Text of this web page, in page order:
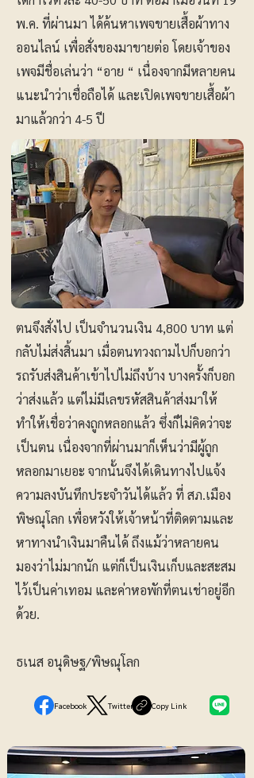
พ.ค. ที่ผ่านมา ได้ค้นหาเพจขายเสื้อผ้าทาง
ออนไลน์ เพื่อสั่งของมาขายต่อ โดยเจ้าของ
เพจมีชื่อเล่นว่า “อาย “ เนื่องจากมีหลายคน
แนะนำว่าเชื่อถือได้ และเปิดเพจขายเสื้อผ้า
มาแล้วกว่า 4-5 ปี
ตนจึงสั่งไป เป็นจำนวนเงิน 4,800 บาท แต่
กลับไม่ส่งสิ้นมา เมื่อตนทวงถามไปก็บอกว่า
รถรับส่งสินค้าเข้าไปไม่ถึงบ้าง บางครั้งก็บอก
ว่าส่งแล้ว แต่ไม่มีเลขรหัสสินค้าส่งมาให้
ทำให้เชื่อว่าคงถูกหลอกแล้ว ซึ่งก็ไม่คิดว่าจะ
เป็นตน เนื่องจากที่ผ่านมาก็เห็นว่ามีผู้ถูก
หลอกมาเยอะ จากนั้นจึงได้เดินทางไปแจ้ง
ความลงบันทึกประจำวันได้แล้ว ที่ สภ.เมือง
พิษณุโลก เพื่อหวังให้เจ้าหน้าที่ติดตามและ
หาทางนำเงินมาคืนได้ ถึงแม้ว่าหลายคน
มองว่าไม่มากนัก แต่ก็เป็นเงินเก็บและสะสม
ไว้เป็นค่าเทอม และค่าหอพักที่ตนเช่าอยู่อีก
ด้วย.
ธเนส อนุดิษฐ/พิษณุโลก
Facebook Twitter Copy Link